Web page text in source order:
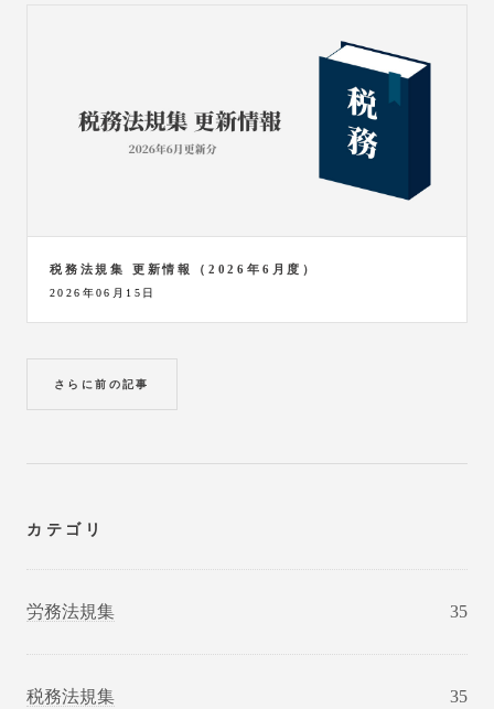
税務法規集 更新情報（2026年6月度）
2026年06月15日
さらに前の記事
カテゴリ
労務法規集 35
税務法規集 35